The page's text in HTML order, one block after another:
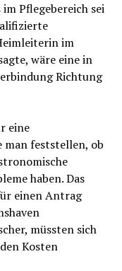
Pflegebereich sei
im
wäre eine in
Richtung
eine
man feststellen, ob
haben. Das
einen Antrag
müssten sich
Kosten